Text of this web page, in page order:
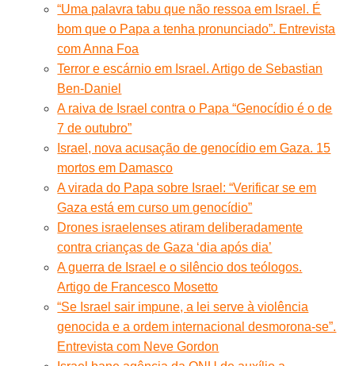
“Uma palavra tabu que não ressoa em Israel. É
bom que o Papa a tenha pronunciado”. Entrevista
com Anna Foa
Terror e escárnio em Israel. Artigo de Sebastian
Ben-Daniel
A raiva de Israel contra o Papa “Genocídio é o de
7 de outubro”
Israel, nova acusação de genocídio em Gaza. 15
mortos em Damasco
A virada do Papa sobre Israel: “Verificar se em
Gaza está em curso um genocídio”
Drones israelenses atiram deliberadamente
contra crianças de Gaza ‘dia após dia’
A guerra de Israel e o silêncio dos teólogos.
Artigo de Francesco Mosetto
“Se Israel sair impune, a lei serve à violência
genocida e a ordem internacional desmorona-se”.
Entrevista com Neve Gordon